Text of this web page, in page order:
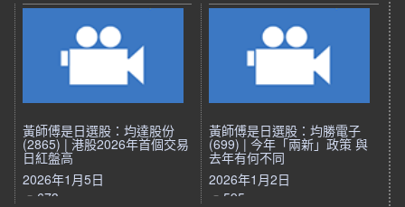
黃師傅是日選股：均達股份
(2865) | 港股2026年首個交易
日紅盤高
2026年1月5日
673
黃師傅是日選股：均勝電子
(699) | 今年「兩新」政策 與
去年有何不同
2026年1月2日
595